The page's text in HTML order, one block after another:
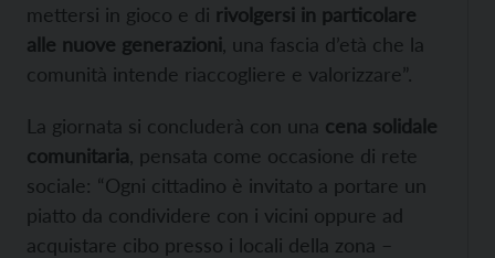
mettersi in gioco e di rivolgersi in particolare
alle nuove generazioni , una fascia d’età che la
comunità intende riaccogliere e valorizzare”.
La giornata si concluderà con una cena solidale
comunitaria , pensata come occasione di rete
sociale: “Ogni cittadino è invitato a portare un
piatto da condividere con i vicini oppure ad
acquistare cibo presso i locali della zona –